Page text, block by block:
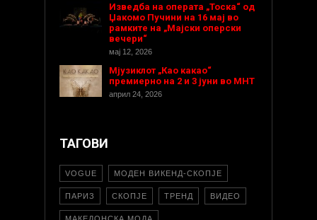
Изведба на операта „Тоска“ од
Џакомо Пучини на 16 мај во
рамките на „Мајски оперски
вечери“
мај 12, 2026
Мјузиклот „Као какао“
премиерно на 2 и 3 јуни во МНТ
април 24, 2026
ТАГОВИ
VOGUE МОДЕН ВИКЕНД-СКОПЈЕ
ПАРИЗ СКОПЈЕ ТРЕНД ВИДЕО